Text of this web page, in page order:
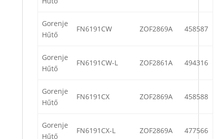
Gorenje
Hűtő
FN6191CW ZOF2869A 458587
Gorenje
Hűtő
FN6191CW-L ZOF2861A 494316
Gorenje
Hűtő
FN6191CX ZOF2869A 458588
Gorenje
Hűtő
FN6191CX-L ZOF2869A 477566